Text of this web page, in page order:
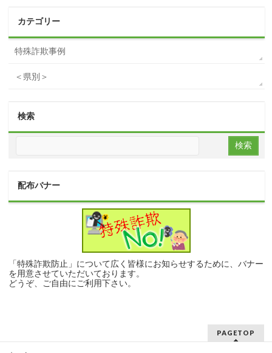
カテゴリー
特殊詐欺事例
＜県別＞
検索
配布バナー
「特殊詐欺防止」について広く皆様にお知らせするために、バナー
を用意させていただいております。
どうぞ、ご自由にご利用下さい。
PAGETOP